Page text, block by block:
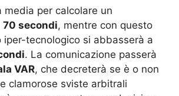
media per calcolare un
70 secondi, mentre con questo
iper-tecnologico si abbasserà a
. La comunicazione passerà
VAR, che decreterà se è o non
clamorose sviste arbitrali